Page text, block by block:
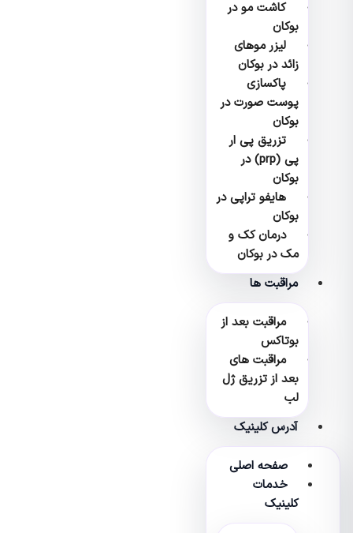
کاشت مو در
بوکان
لیزر موهای
زائد در بوکان
پاکسازی
پوست صورت در
بوکان
تزریق پی ار
پی (prp) در
بوکان
هایفو تراپی در
بوکان
درمان کک و
مک در بوکان
مراقبت ها
مراقبت بعد از
بوتاکس
مراقبت های
بعد از تزریق ژل
آدرس کلینیک
صفحه اصلی
خدمات
کلینیک